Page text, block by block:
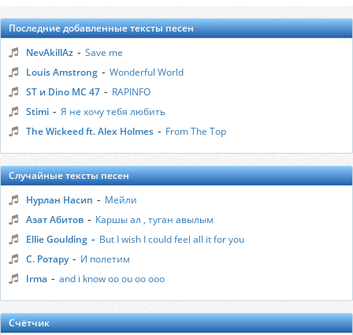
Последние добавленные тексты песен
NevAkillAz - Save me
Louis Amstrong - Wonderful World
ST и Dino MC 47 - RAPINFO
Stimi - Я не хочу тебя любить
The Wickeed ft. Alex Holmes - From The Top
Случайные тексты песен
Нурлан Насип - Мейли
Азат Абитов - Каршы ал , туган авылым
Ellie Goulding - But I wish I could feel all it for you
С. Ротару - И полетим
Irma - and i know oo ou oo ooo
Счётчик